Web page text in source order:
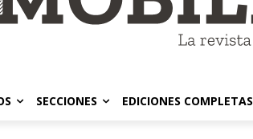
SECCIONES EDICIONES COMPLETAS